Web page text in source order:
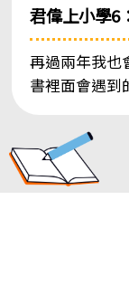
君偉上小學6
再過兩年我也
書裡面會遇到